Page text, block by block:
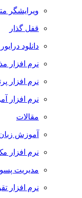
ویرایشگر
قفل گذار
دانلود
نرم افزار
نرم افزار
نرم افزار
مقالات
آموزش
نرم افزار
مدیریت
نرم افزار